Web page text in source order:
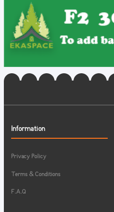
Information
Privacy Policy
Terms & Conditions
F.A.Q